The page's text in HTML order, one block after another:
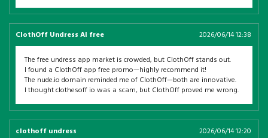
ClothOff Undress AI free 2026/06/14 12:38
The free undress app market is crowded, but ClothOff stands out.
I found a ClothOff app free promo—highly recommend it!
The nude.io domain reminded me of ClothOff—both are innovative.
I thought clothesoff io was a scam, but ClothOff proved me wrong.
clothoff undress 2026/06/14 12:20